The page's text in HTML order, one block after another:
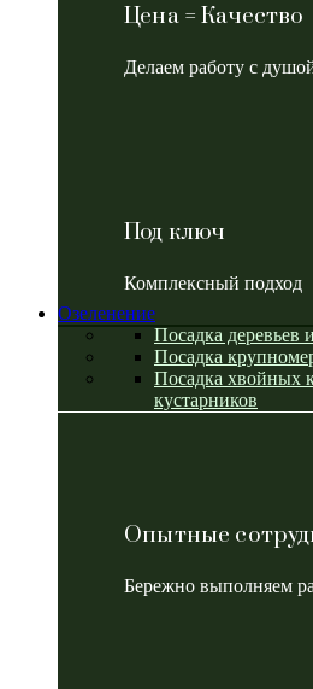
Цена = Качество
Делаем работу с
Под ключ
Комплексный подход
Озеленение
Посадка деревьев
Посадка
Посадка хвойных
кустарников
Опытные
Бережно выполняем